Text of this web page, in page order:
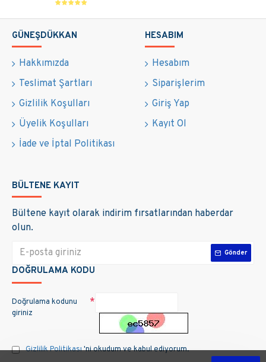
GÜNEŞDÜKKAN
Hakkımızda
Teslimat Şartları
Gizlilik Koşulları
Üyelik Koşulları
İade ve İptal Politikası
HESABIM
Hesabım
Siparişlerim
Giriş Yap
Kayıt Ol
BÜLTENE KAYIT
Bültene kayıt olarak indirim fırsatlarından haberdar
olun.
Gönder
DOĞRULAMA KODU
Doğrulama kodunu
giriniz
Gizlilik Politikası'ni okudum ve kabul ediyorum.